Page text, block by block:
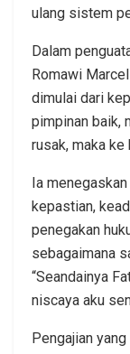
ulang sistem
Dalam
Romawi
dimulai dari
pimpinan baik,
rusak, maka ke
Ia
kepastian,
penegakan
“Seandainya
niscaya aku
Pengajian